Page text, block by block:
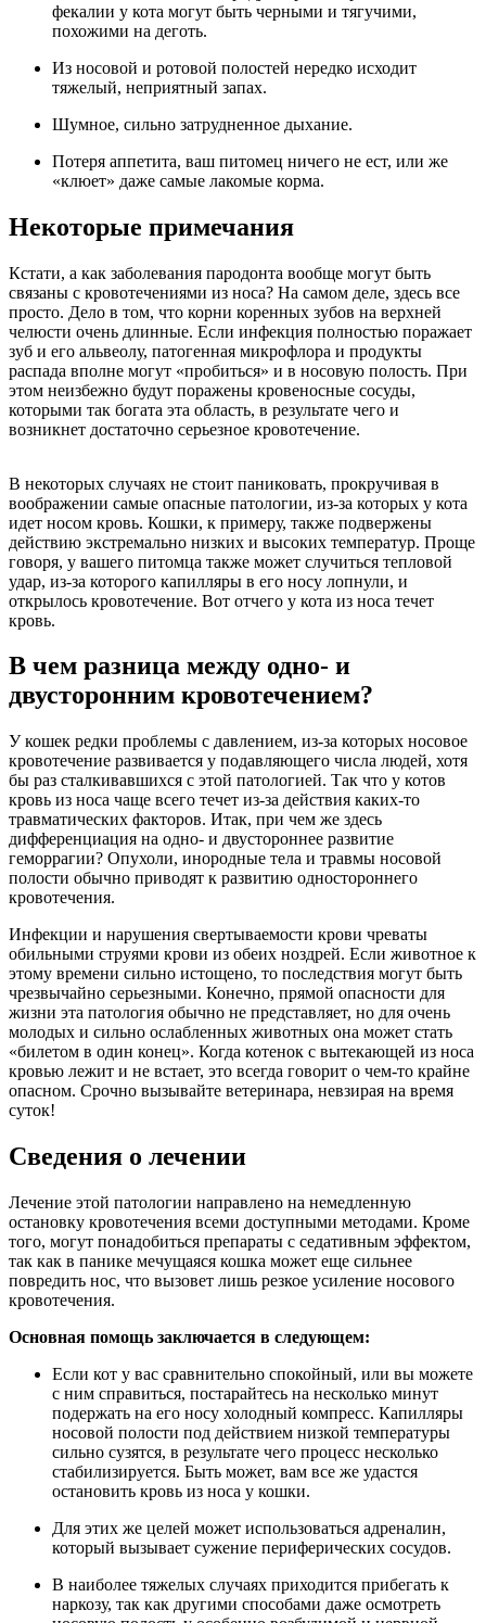
фекалии у кота могут быть черными и тягучими,
похожими на деготь.
Из носовой и ротовой полостей нередко исходит
тяжелый, неприятный запах.
Шумное, сильно затрудненное дыхание.
Потеря аппетита, ваш питомец ничего не ест, или же
«клюет» даже самые лакомые корма.
Некоторые примечания
Кстати, а как заболевания пародонта вообще могут быть
связаны с кровотечениями из носа? На самом деле, здесь все
просто. Дело в том, что корни коренных зубов на верхней
челюсти очень длинные. Если инфекция полностью поражает
зуб и его альвеолу, патогенная микрофлора и продукты
распада вполне могут «пробиться» и в носовую полость. При
этом неизбежно будут поражены кровеносные сосуды,
которыми так богата эта область, в результате чего и
возникнет достаточно серьезное кровотечение.
В некоторых случаях не стоит паниковать, прокручивая в
воображении самые опасные патологии, из-за которых у кота
идет носом кровь. Кошки, к примеру, также подвержены
действию экстремально низких и высоких температур. Проще
говоря, у вашего питомца также может случиться тепловой
удар, из-за которого капилляры в его носу лопнули, и
открылось кровотечение. Вот отчего у кота из носа течет
кровь.
В чем разница между одно- и
двусторонним кровотечением?
У кошек редки проблемы с давлением, из-за которых носовое
кровотечение развивается у подавляющего числа людей, хотя
бы раз сталкивавшихся с этой патологией. Так что у котов
кровь из носа чаще всего течет из-за действия каких-то
травматических факторов. Итак, при чем же здесь
дифференциация на одно- и двустороннее развитие
геморрагии? Опухоли, инородные тела и травмы носовой
полости обычно приводят к развитию одностороннего
кровотечения.
Инфекции и нарушения свертываемости крови чреваты
обильными струями крови из обеих ноздрей. Если животное к
этому времени сильно истощено, то последствия могут быть
чрезвычайно серьезными. Конечно, прямой опасности для
жизни эта патология обычно не представляет, но для очень
молодых и сильно ослабленных животных она может стать
«билетом в один конец». Когда котенок с вытекающей из носа
кровью лежит и не встает, это всегда говорит о чем-то крайне
опасном. Срочно вызывайте ветеринара, невзирая на время
суток!
Сведения о лечении
Лечение этой патологии направлено на немедленную
остановку кровотечения всеми доступными методами. Кроме
того, могут понадобиться препараты с седативным эффектом,
так как в панике мечущаяся кошка может еще сильнее
повредить нос, что вызовет лишь резкое усиление носового
кровотечения.
Основная помощь заключается в следующем:
Если кот у вас сравнительно спокойный, или вы можете
с ним справиться, постарайтесь на несколько минут
подержать на его носу холодный компресс. Капилляры
носовой полости под действием низкой температуры
сильно сузятся, в результате чего процесс несколько
стабилизируется. Быть может, вам все же удастся
остановить кровь из носа у кошки.
Для этих же целей может использоваться адреналин,
который вызывает сужение периферических сосудов.
В наиболее тяжелых случаях приходится прибегать к
наркозу, так как другими способами даже осмотреть